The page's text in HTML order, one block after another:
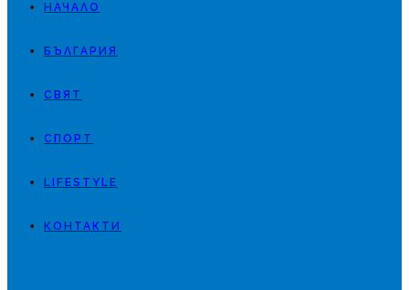
НАЧАЛО
БЪЛГАРИЯ
СВЯТ
СПОРТ
LIFESTYLE
КОНТАКТИ